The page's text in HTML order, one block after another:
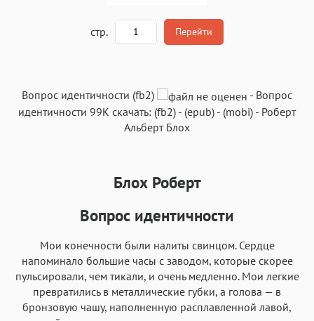
Аа Аа
Аа
Iowan
Аа
San Francisco Аа
SF Serif Аа
New York
Аа
Helvetica Neue
Аа
Arial Аа
Georgia
Аа
Times New Roman
стр. Перейти
Вопрос идентичности (fb2) - Вопрос
идентичности 99K скачать: (fb2) - (epub) - (mobi) - Роберт
Альберт Блох
Блох Роберт
Вопрос идентичности
Мои конечности были налиты свинцом. Сердце
напоминало большие часы с заводом, которые скорее
пульсировали, чем тикали, и очень медленно. Мои легкие
превратились в металлические губки, а голова — в
бронзовую чашу, наполненную расплавленной лавой,